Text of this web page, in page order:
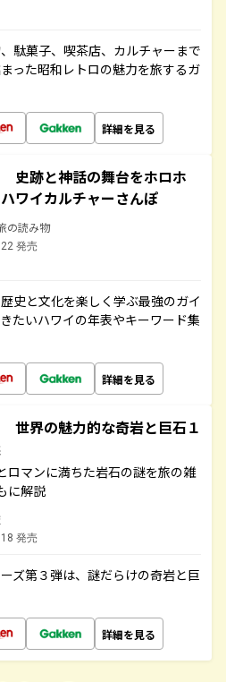
駄菓子、喫茶店、カルチャーまで
った昭和レトロの魅力を旅するガ
詳細を見る
史跡と神話の舞台をホロホ
ワイカルチャーさんぽ
の読み物
発売
史と文化を楽しく学ぶ最強のガイ
たいハワイの年表やキーワード集
詳細を見る
世界の魅力的な奇岩と巨石１
ロマンに満ちた岩石の謎を旅の雑
に解説
発売
ズ第３弾は、謎だらけの奇岩と巨
詳細を見る